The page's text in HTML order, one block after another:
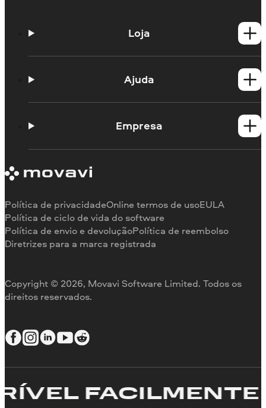
Loja
Produtos para Mac Ajuda
Portal de aprendizagem
Limitações da versão de teste
Reembolso
Empresa
Testemunhos
Por que nos escolher
Para o trabalho
Copyright © 2026, Movavi Software Limited. Todos os
direitos reservados.
Política de privacidadeOnline termos de usoEULA
Política de ciclo de vida do software
Política de envio e devoluçãoPolítica de reembolso
Diretrizes para a marca registrada
FACILMENTE